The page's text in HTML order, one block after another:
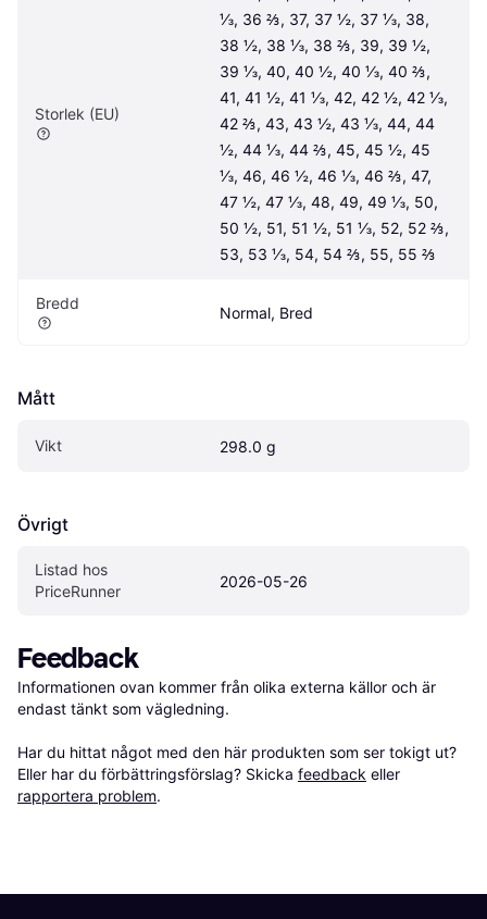
Storlek (EU)
⅓, 36 ⅔, 37, 37 ½, 37 ⅓, 38,
38 ½, 38 ⅓, 38 ⅔, 39, 39 ½,
39 ⅓, 40, 40 ½, 40 ⅓, 40 ⅔,
41, 41 ½, 41 ⅓, 42, 42 ½, 42 ⅓,
42 ⅔, 43, 43 ½, 43 ⅓, 44, 44
½, 44 ⅓, 44 ⅔, 45, 45 ½, 45
⅓, 46, 46 ½, 46 ⅓, 46 ⅔, 47,
47 ½, 47 ⅓, 48, 49, 49 ⅓, 50,
50 ½, 51, 51 ½, 51 ⅓, 52, 52 ⅔,
53, 53 ⅓, 54, 54 ⅔, 55, 55 ⅔
Bredd
Normal, Bred
Mått
Vikt 298.0 g
Övrigt
Listad hos
PriceRunner
2026-05-26
Feedback
Informationen ovan kommer från olika externa källor och är
endast tänkt som vägledning.
Har du hittat något med den här produkten som ser tokigt ut?
Eller har du förbättringsförslag? Skicka feedback eller
rapportera problem.